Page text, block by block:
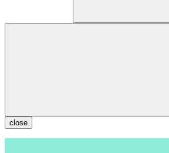
close